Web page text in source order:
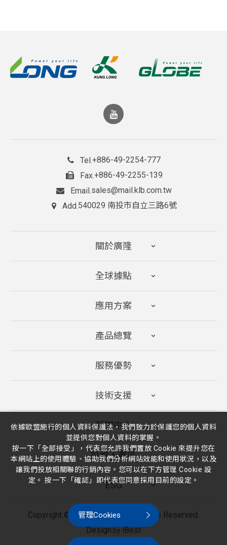
Tel.+886-49-2254-777
Fax.+886-49-2255-139
Email.sales@mail.klb.com.tw
Add.540029 南投市自立三路6號
關於廣隆
全球據點
應用方案
產品總覽
服務優勢
技術支援
新聞中心
投資人專區
ESG
Copyright © 2026 廣隆光電
All Rights Reserved.
Design by iBest
依據歐盟施行的個人資料保護法，我們致力於保護您的個人資料
並提供您對個人資料的掌握。
按一下「全部接受」，代表您允許我們置放 Cookie 來提升您在
本網站上的使用體驗、協助我們分析網站效能和使用狀況，以及
讓我們投放相關聯的行銷內容。您可以在下方管理 Cookie 設
定。 按一下「確認」即代表您同意採用目前的設定。
管理Cookies